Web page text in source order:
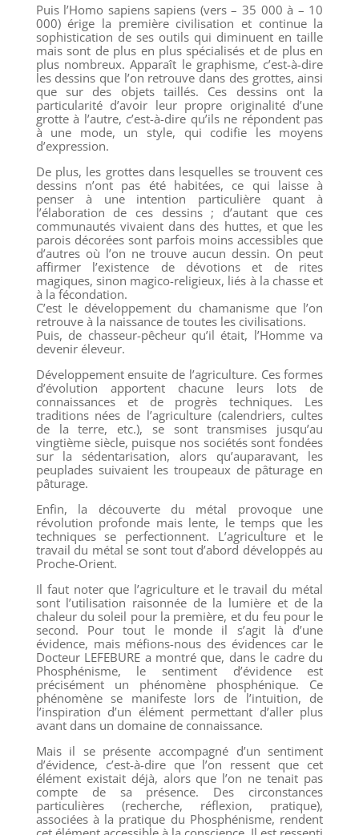
Puis l’Homo sapiens sapiens (vers – 35 000 à – 10
000) érige la première civilisation et continue la
sophistication de ses outils qui diminuent en taille
mais sont de plus en plus spécialisés et de plus en
plus nombreux. Apparaît le graphisme, c’est-à-dire
les dessins que l’on retrouve dans des grottes, ainsi
que sur des objets taillés. Ces dessins ont la
particularité d’avoir leur propre originalité d’une
grotte à l’autre, c’est-à-dire qu’ils ne répondent pas
à une mode, un style, qui codifie les moyens
d’expression.
De plus, les grottes dans lesquelles se trouvent ces
dessins n’ont pas été habitées, ce qui laisse à
penser à une intention particulière quant à
l’élaboration de ces dessins ; d’autant que ces
communautés vivaient dans des huttes, et que les
parois décorées sont parfois moins accessibles que
d’autres où l’on ne trouve aucun dessin. On peut
affirmer l’existence de dévotions et de rites
magiques, sinon magico-religieux, liés à la chasse et
à la fécondation.
C’est le développement du chamanisme que l’on
retrouve à la naissance de toutes les civilisations.
Puis, de chasseur-pêcheur qu’il était, l’Homme va
devenir éleveur.
Développement ensuite de l’agriculture. Ces formes
d’évolution apportent chacune leurs lots de
connaissances et de progrès techniques. Les
traditions nées de l’agriculture (calendriers, cultes
de la terre, etc.), se sont transmises jusqu’au
vingtième siècle, puisque nos sociétés sont fondées
sur la sédentarisation, alors qu’auparavant, les
peuplades suivaient les troupeaux de pâturage en
pâturage.
Enfin, la découverte du métal provoque une
révolution profonde mais lente, le temps que les
techniques se perfectionnent. L’agriculture et le
travail du métal se sont tout d’abord développés au
Proche-Orient.
Il faut noter que l’agriculture et le travail du métal
sont l’utilisation raisonnée de la lumière et de la
chaleur du soleil pour la première, et du feu pour le
second. Pour tout le monde il s’agit là d’une
évidence, mais méfions-nous des évidences car le
Docteur LEFEBURE a montré que, dans le cadre du
Phosphénisme, le sentiment d’évidence est
précisément un phénomène phosphénique. Ce
phénomène se manifeste lors de l’intuition, de
l’inspiration d’un élément permettant d’aller plus
avant dans un domaine de connaissance.
Mais il se présente accompagné d’un sentiment
d’évidence, c’est-à-dire que l’on ressent que cet
élément existait déjà, alors que l’on ne tenait pas
compte de sa présence. Des circonstances
particulières (recherche, réflexion, pratique),
associées à la pratique du Phosphénisme, rendent